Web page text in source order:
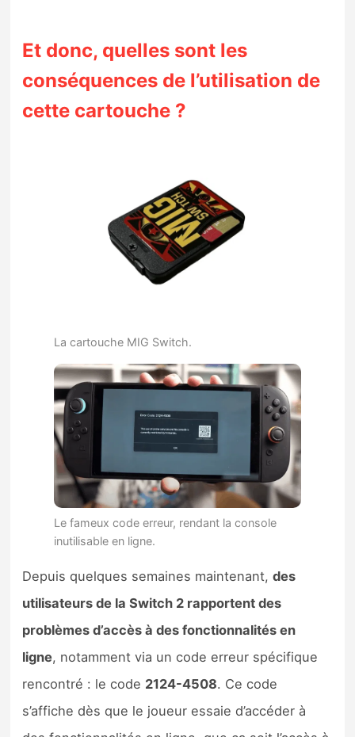
Et donc, quelles sont les
conséquences de l’utilisation de
cette cartouche ?
La cartouche MIG Switch.
Le fameux code erreur, rendant la console
inutilisable en ligne.
Depuis quelques semaines maintenant,des
utilisateurs de la Switch 2 rapportent des
problèmes d’accès à des fonctionnalités en
ligne, notamment via un code erreur spécifique
rencontré : le code 2124-4508. Ce code
s’affiche dès que le joueur essaie d’accéder à